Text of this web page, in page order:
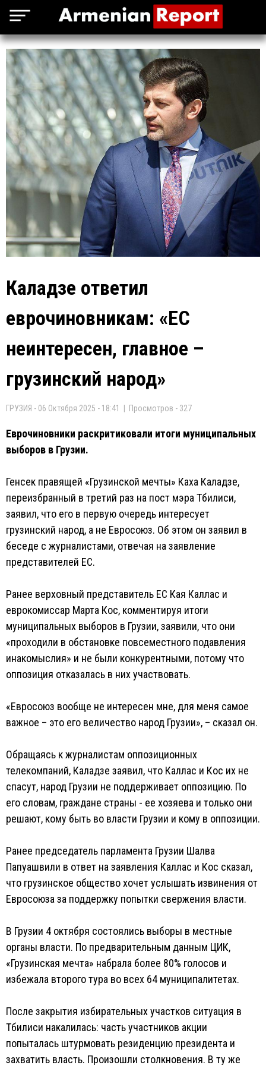
Каладзе ответил
еврочиновникам: «ЕС
неинтересен, главное –
грузинский народ»
ГРУЗИЯ - 06 Октября 2025 - 18:41 | Просмотров - 327
Еврочиновники раскритиковали итоги муниципальных
выборов в Грузии.
Генсек правящей «Грузинской мечты» Каха Каладзе,
переизбранный в третий раз на пост мэра Тбилиси,
заявил, что его в первую очередь интересует
грузинский народ, а не Евросоюз. Об этом он заявил в
беседе с журналистами, отвечая на заявление
представителей ЕС.
Ранее верховный представитель ЕС Кая Каллас и
еврокомиссар Марта Кос, комментируя итоги
муниципальных выборов в Грузии, заявили, что они
«проходили в обстановке повсеместного подавления
инакомыслия» и не были конкурентными, потому что
оппозиция отказалась в них участвовать.
«Евросоюз вообще не интересен мне, для меня самое
важное – это его величество народ Грузии», – сказал он.
Обращаясь к журналистам оппозиционных
телекомпаний, Каладзе заявил, что Каллас и Кос их не
спасут, народ Грузии не поддерживает оппозицию. По
его словам, граждане страны - ее хозяева и только они
решают, кому быть во власти Грузии и кому в оппозиции.
Ранее председатель парламента Грузии Шалва
Папуашвили в ответ на заявления Каллас и Кос сказал,
что грузинское общество хочет услышать извинения от
Евросоюза за поддержку попытки свержения власти.
В Грузии 4 октября состоялись выборы в местные
органы власти. По предварительным данным ЦИК,
«Грузинская мечта» набрала более 80% голосов и
избежала второго тура во всех 64 муниципалитетах.
После закрытия избирательных участков ситуация в
Тбилиси накалилась: часть участников акции
попыталась штурмовать резиденцию президента и
захватить власть. Произошли столкновения. В ту же